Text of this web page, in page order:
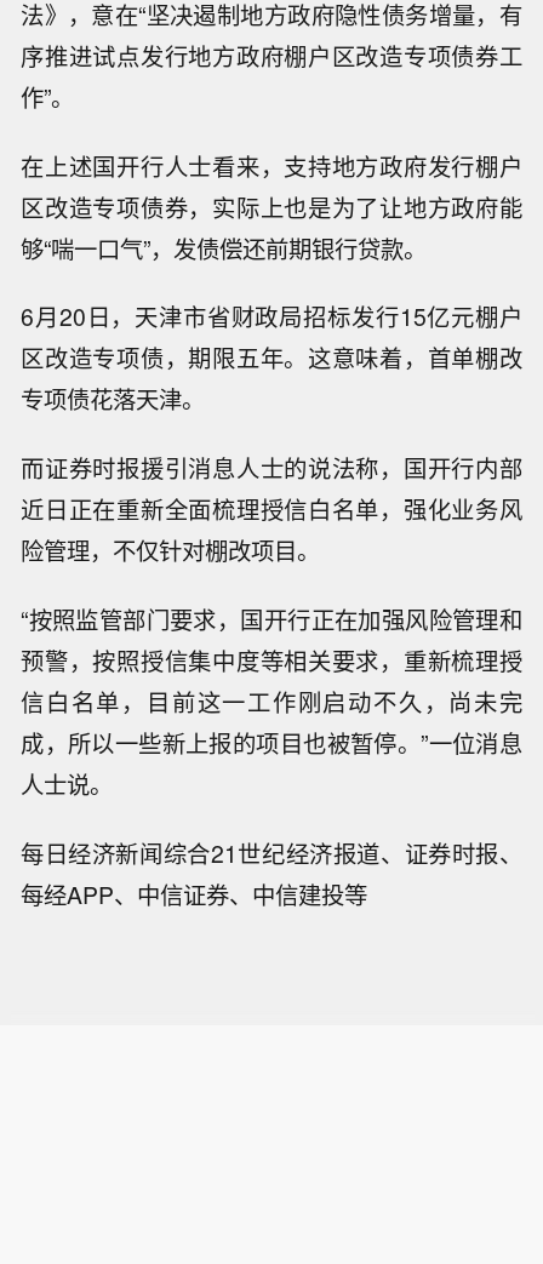
法》，意在“坚决遏制地方政府隐性债务增量，有
序推进试点发行地方政府棚户区改造专项债券工
作”。
在上述国开行人士看来，支持地方政府发行棚户
区改造专项债券，实际上也是为了让地方政府能
够“喘一口气”，发债偿还前期银行贷款。
6月20日，天津市省财政局招标发行15亿元棚户
区改造专项债，期限五年。这意味着，首单棚改
专项债花落天津。
而证券时报援引消息人士的说法称，国开行内部
近日正在重新全面梳理授信白名单，强化业务风
险管理，不仅针对棚改项目。
“按照监管部门要求，国开行正在加强风险管理和
预警，按照授信集中度等相关要求，重新梳理授
信白名单，目前这一工作刚启动不久，尚未完
成，所以一些新上报的项目也被暂停。”一位消息
人士说。
每日经济新闻综合21世纪经济报道、证券时报、
每经APP、中信证券、中信建投等